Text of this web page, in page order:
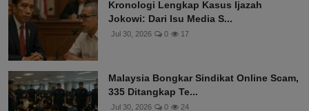
Kronologi Lengkap Kasus Ijazah
Jokowi: Dari Isu Media S...
Jul 30, 2026 0 17
Malaysia Bongkar Sindikat Online Scam,
335 Ditangkap Te...
Jul 30, 2026 0 24